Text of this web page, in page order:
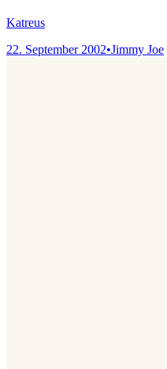
Katreus
22. September 2002•Jimmy Joe